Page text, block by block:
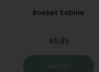
Boeket Sabine
46,95
Bestel